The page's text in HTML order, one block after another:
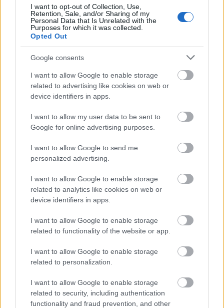
I want to opt-out of Collection, Use,
Retention, Sale, and/or Sharing of my
Personal Data that Is Unrelated with the
Purposes for which it was collected.
Opted Out
Google consents
I want to allow Google to enable storage
related to advertising like cookies on web or
device identifiers in apps.
I want to allow my user data to be sent to
Google for online advertising purposes.
I want to allow Google to send me
personalized advertising.
I want to allow Google to enable storage
related to analytics like cookies on web or
device identifiers in apps.
I want to allow Google to enable storage
related to functionality of the website or app.
I want to allow Google to enable storage
related to personalization.
I want to allow Google to enable storage
related to security, including authentication
functionality and fraud prevention, and other
Látványos építési szakasz indult be a
Flórián téri felüljárón
HÍRLEVÉL
E-mail cím
Feliratkozom a hírlevélre és elfogadom az
adatvédelmi
szabályzatot!
LEGFRISSEBB
Országos hírek
Amire többmillióan vártunk: szombattól
másodfokúra csökken a riasztás